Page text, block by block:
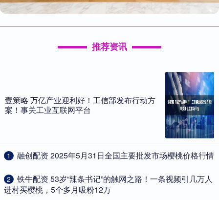
推荐资讯
壹策略 万亿产业迎利好！工信部发布行动方
案！事关工业互联网平台
1 ​融创配资 2025年5月31日全国主要批发市场樱桃价格行情
2
​铁牛配资 53岁“辣条书记”的触网之路！一条视频引几万人
进村买樱桃，5个多月吸粉12万